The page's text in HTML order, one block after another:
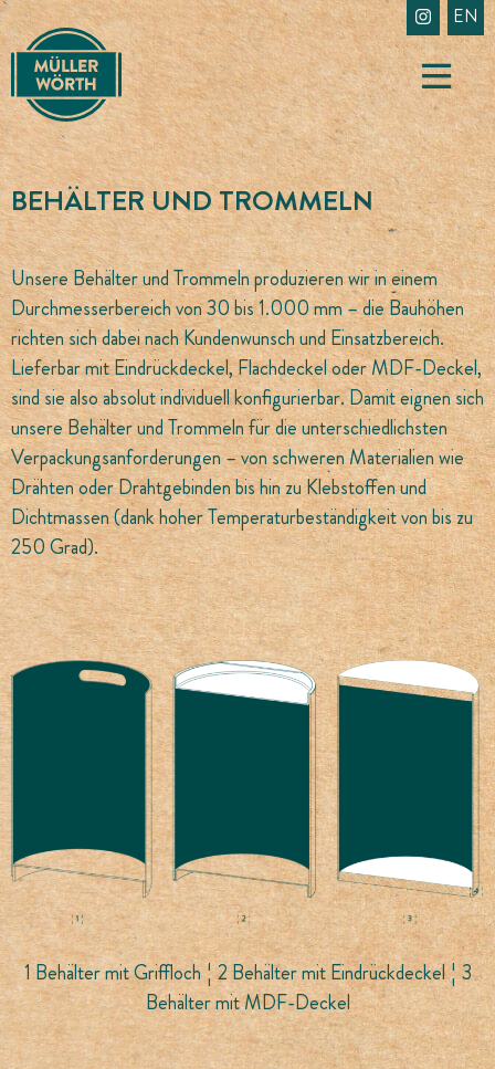
Skip
to
content
EN
BEHÄLTER UND TROMMELN
Unsere Behälter und Trommeln produzieren wir in einem
Durchmesserbereich von 30 bis 1.000 mm – die Bauhöhen
richten sich dabei nach Kundenwunsch und Einsatzbereich.
Lieferbar mit Eindrückdeckel, Flachdeckel oder MDF-Deckel,
sind sie also absolut individuell konfigurierbar. Damit eignen sich
unsere Behälter und Trommeln für die unterschiedlichsten
Verpackungsanforderungen – von schweren Materialien wie
Drähten oder Drahtgebinden bis hin zu Klebstoffen und
Dichtmassen (dank hoher Temperaturbeständigkeit von bis zu
250 Grad).
1 Behälter mit Griffloch ¦ 2 Behälter mit Eindrückdeckel ¦ 3
Behälter mit MDF-Deckel